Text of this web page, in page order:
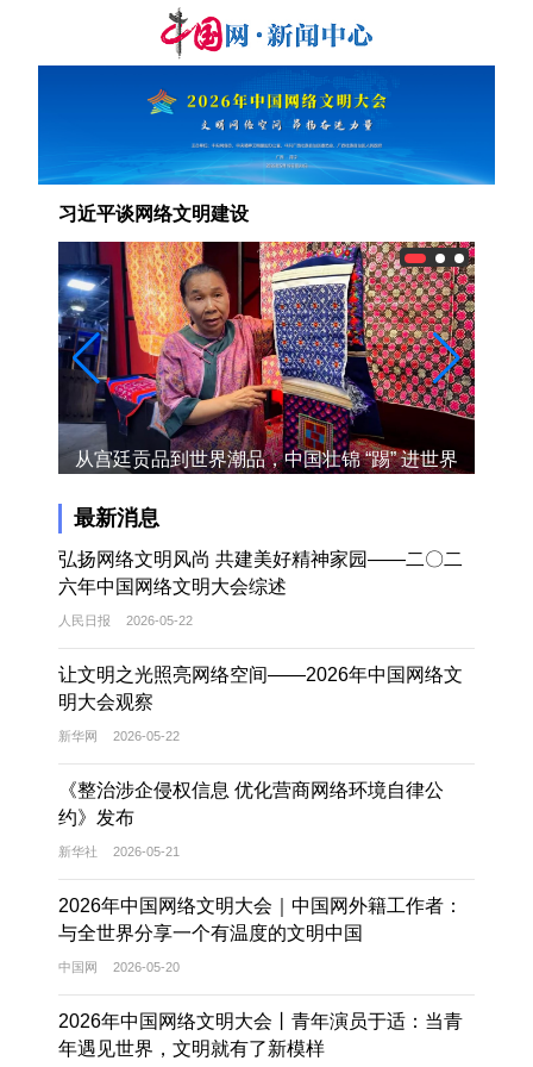
习近平谈网络文明建设
从宫廷贡品到世界潮品，中国壮锦 “踢” 进世界
最新消息
弘扬网络文明风尚 共建美好精神家园——二〇二
六年中国网络文明大会综述
人民日报 2026-05-22
让文明之光照亮网络空间——2026年中国网络文
明大会观察
新华网 2026-05-22
《整治涉企侵权信息 优化营商网络环境自律公
约》发布
新华社 2026-05-21
2026年中国网络文明大会｜中国网外籍工作者：
与全世界分享一个有温度的文明中国
中国网 2026-05-20
2026年中国网络文明大会丨青年演员于适：当青
年遇见世界，文明就有了新模样